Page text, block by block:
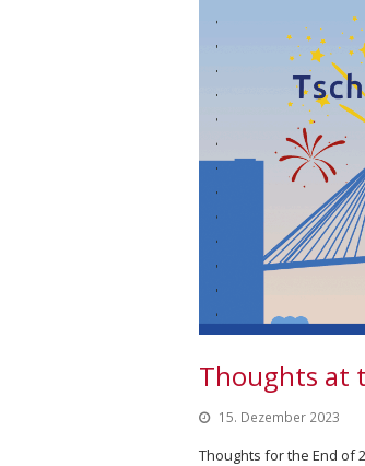
Thoughts at
15. Dezember 2023
Thoughts for the End of